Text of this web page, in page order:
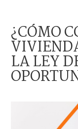
¿CÓMO
LA LEY